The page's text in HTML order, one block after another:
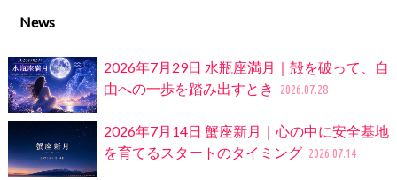
News
2026年7月29日 水瓶座満月｜殻を破って、自
由への一歩を踏み出すとき
2026.07.28
2026年7月14日 蟹座新月｜心の中に安全基地
を育てるスタートのタイミング 2026.07.14